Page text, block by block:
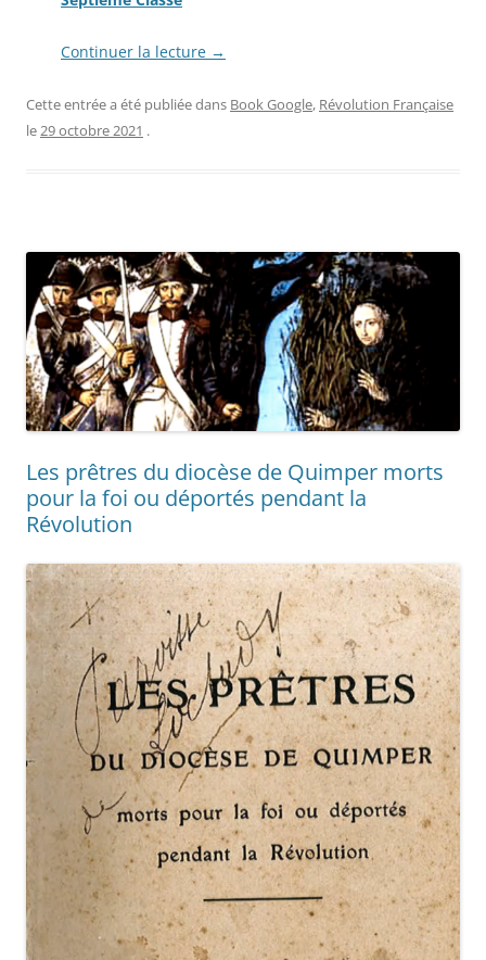
Continuer la lecture →
Cette entrée a été publiée dans Book Google, Révolution Française
le29 octobre 2021 .
Les prêtres du diocèse de Quimper morts
pour la foi ou déportés pendant la
Révolution